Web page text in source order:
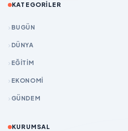
KATEGORILER
BUGÜN
DÜNYA
EĞİTİM
EKONOMİ
GÜNDEM
KURUMSAL